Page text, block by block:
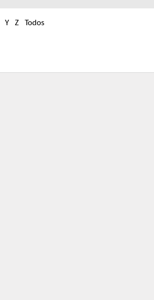
Y Z Todos